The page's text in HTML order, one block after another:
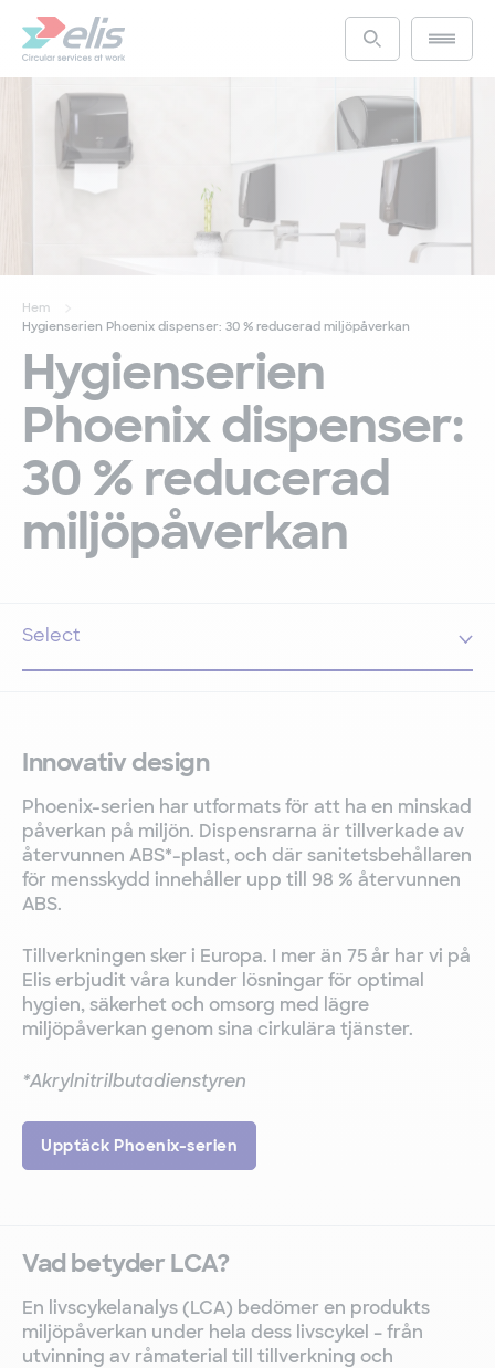
huvudinnehållAccess the
Main
Hem
Hygienserien Phoenix dispenser: 30 % reducerad miljöpåverkan
Hygienserien
Phoenix dispenser:
30 % reducerad
miljöpåverkan
Innovativ design
Phoenix-serien har utformats för att ha en minskad
påverkan på miljön. Dispensrarna är tillverkade av
återvunnen ABS*-plast, och där sanitetsbehållaren
för mensskydd innehåller upp till 98 % återvunnen
ABS.
Tillverkningen sker i Europa. I mer än 75 år har vi på
Elis erbjudit våra kunder lösningar för optimal
hygien, säkerhet och omsorg med lägre
miljöpåverkan genom sina cirkulära tjänster.
*Akrylnitrilbutadienstyren
Upptäck Phoenix-serien
Vad betyder LCA?
En livscykelanalys (LCA) bedömer en produkts
miljöpåverkan under hela dess livscykel – från
utvinning av råmaterial till tillverkning och